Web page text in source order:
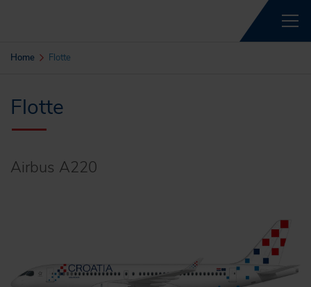
Home Flotte
Flotte
Airbus A220